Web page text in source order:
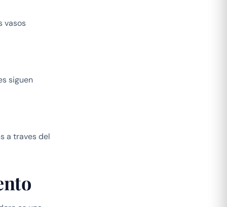
vasos
siguen
a traves del